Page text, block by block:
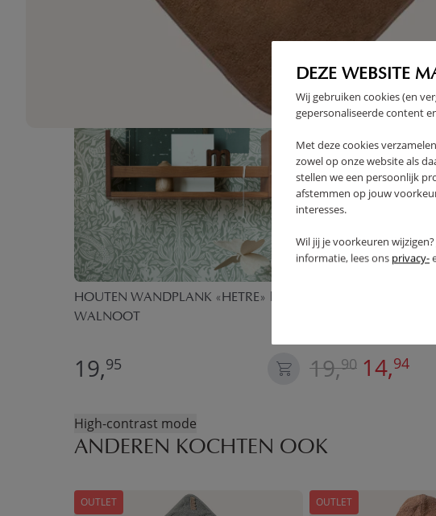
DEZE WEBSITE
Wij gebruiken cookies (en
gepersonaliseerde content
Met deze cookies
zowel op onze website als
stellen we een persoonlijk
afstemmen op jouw
interesses.
Wil jij je voorkeuren
informatie, lees ons privacy-
VAAK SAMEN GEKOCHT
HOUTEN WANDPLANK «HETRE» |
WALNOOT
19,95
BUNDEL KORTING
14,94
19,90
High-contrast mode
ANDEREN KOCHTEN OOK
OUTLET OUTLET